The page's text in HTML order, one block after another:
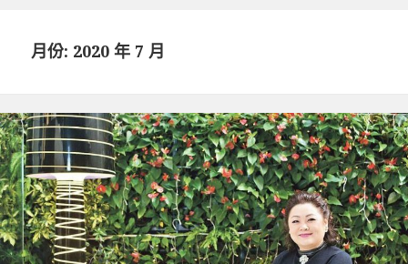
月份: 2020 年 7 月